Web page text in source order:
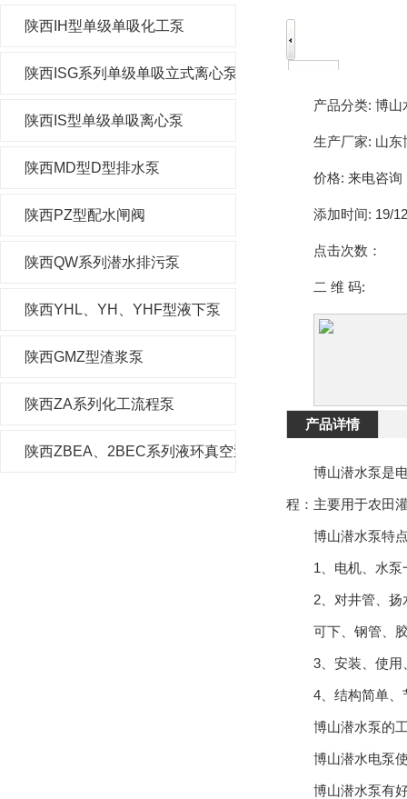
陕西IH型单级单吸化工泵
陕西ISG系列单级单吸立式离心泵
陕西IS型单级单吸离心泵
陕西MD型D型排水泵
陕西PZ型配水闸阀
陕西QW系列潜水排污泵
陕西YHL、YH、YHF型液下泵
陕西GMZ型渣浆泵
陕西ZA系列化工流程泵
陕西ZBEA、2BEC系列液环真空泵及压缩机
产品分类: 博山
生产厂家: 山东
价格: 来电咨询
添加时间: 19/
点击次数：
二 维 码:
产品详情
博山潜水泵是电
程：主要用于农田
博山潜水泵特
1、电机、水泵
2、对井管、扬水
可下、钢管、胶
3、安装、使用
4、结构简单、
博山潜水泵的工
博山潜水电泵使
博山潜水泵有好